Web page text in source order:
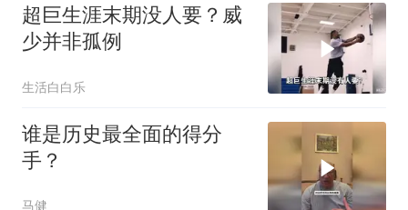
超巨生涯末期没人要？威
少并非孤例
生活白白乐
谁是历史最全面的得分
手？
马健